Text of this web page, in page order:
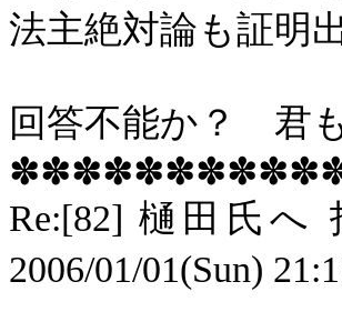
法主絶対論も証明
回答不能か？ 君
Re:[82]樋田氏へ
2006/01/01(Sun)